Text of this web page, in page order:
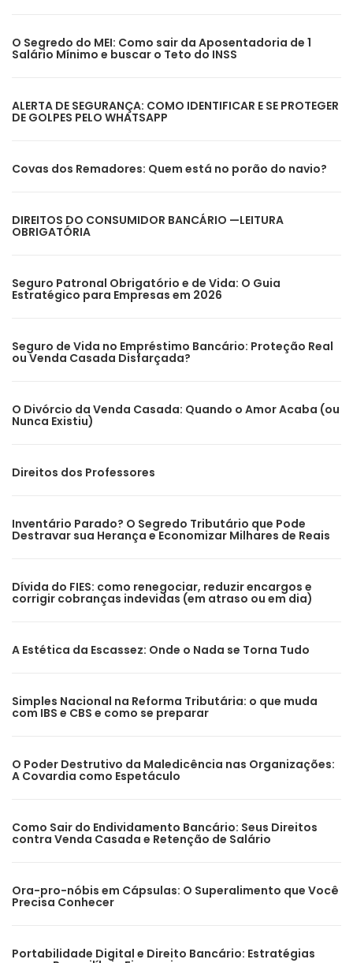
O Segredo do MEI: Como sair da Aposentadoria de 1
Salário Mínimo e buscar o Teto do INSS
ALERTA DE SEGURANÇA: COMO IDENTIFICAR E SE PROTEGER
DE GOLPES PELO WHATSAPP
Covas dos Remadores: Quem está no porão do navio?
DIREITOS DO CONSUMIDOR BANCÁRIO —LEITURA
OBRIGATÓRIA
Seguro Patronal Obrigatório e de Vida: O Guia
Estratégico para Empresas em 2026
Seguro de Vida no Empréstimo Bancário: Proteção Real
ou Venda Casada Disfarçada?
O Divórcio da Venda Casada: Quando o Amor Acaba (ou
Nunca Existiu)
Direitos dos Professores
Inventário Parado? O Segredo Tributário que Pode
Destravar sua Herança e Economizar Milhares de Reais
Dívida do FIES: como renegociar, reduzir encargos e
corrigir cobranças indevidas (em atraso ou em dia)
A Estética da Escassez: Onde o Nada se Torna Tudo
Simples Nacional na Reforma Tributária: o que muda
com IBS e CBS e como se preparar
O Poder Destrutivo da Maledicência nas Organizações:
A Covardia como Espetáculo
Como Sair do Endividamento Bancário: Seus Direitos
contra Venda Casada e Retenção de Salário
Ora-pro-nóbis em Cápsulas: O Superalimento que Você
Precisa Conhecer
Portabilidade Digital e Direito Bancário: Estratégias